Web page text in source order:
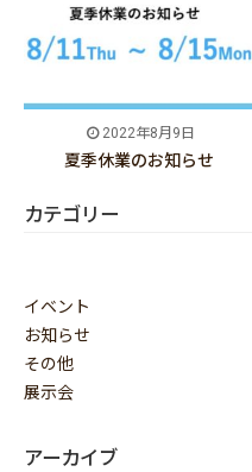
2022年8月9日
夏季休業のお知らせ
カテゴリー
イベント
お知らせ
その他
展示会
アーカイブ